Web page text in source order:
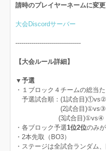
請時のプレイヤーネームに変更
大会Discordサーバー
---------------------------------
【大会ルール詳細】
▼予選
・１ブロック４チームの総当
予選試合順：(1試合目
(2試合目)①vs③
(3試合目)①vs④
・各ブロック予選1位2位のみ
・2本先取（BO3）
・ステージは全試合ランダム